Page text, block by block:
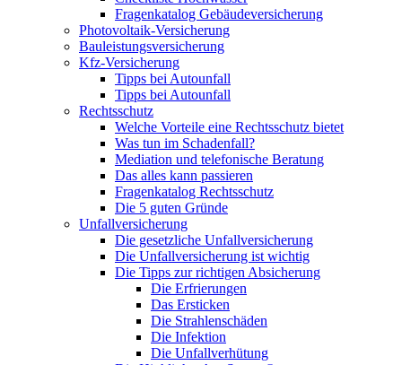
Fragenkatalog Gebäudeversicherung
Photovoltaik-Versicherung
Bauleistungsversicherung
Kfz-Versicherung
Tipps bei Autounfall
Tipps bei Autounfall
Rechtsschutz
Welche Vorteile eine Rechtsschutz bietet
Was tun im Schadenfall?
Mediation und telefonische Beratung
Das alles kann passieren
Fragenkatalog Rechtsschutz
Die 5 guten Gründe
Unfallversicherung
Die gesetzliche Unfallversicherung
Die Unfallversicherung ist wichtig
Die Tipps zur richtigen Absicherung
Die Erfrierungen
Das Ersticken
Die Strahlenschäden
Die Infektion
Die Unfallverhütung